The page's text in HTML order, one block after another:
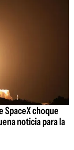
SpaceX choque
noticia para la